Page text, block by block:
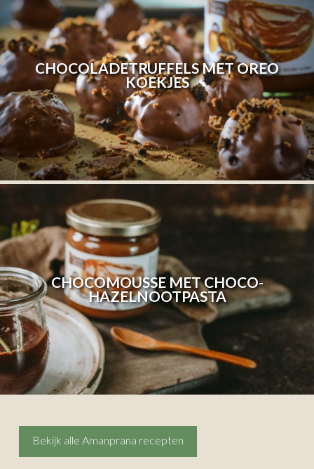
CHOCOLADETRUFFELS MET OREO
KOEKJES
CHOCOMOUSSE MET CHOCO-
HAZELNOOTPASTA
Bekijk alle Amanprana recepten